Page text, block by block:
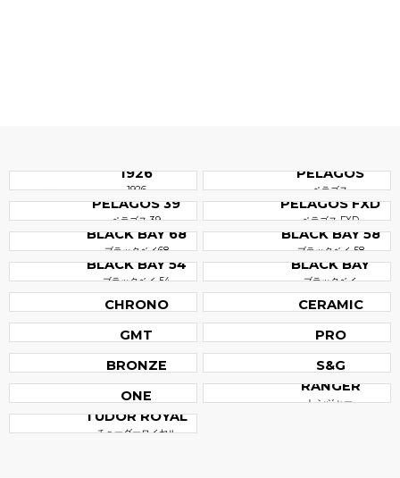
1926
1926
PELAGOS
ペラゴス
PELAGOS 39
ペラゴス 39
PELAGOS FXD
ペラゴス FXD
BLACK BAY 68
ブラックベイ68
BLACK BAY 58
ブラックベイ 58
BLACK BAY 54
ブラックベイ 54
BLACK BAY
ブラックベイ
BLACK BAY
CHRONO
ブラックベイ クロノ
BLACK BAY
CERAMIC
ブラックベイ セラミック
BLACK BAY
GMT
ブラックベイ GMT
BLACK BAY
PRO
ブラックベイ プロ
BLACK BAY
BRONZE
ブラックベイ ブロンズ
BLACK BAY
S&G
ブラックベイ S&G
BLACK BAY
ONE
ブラック ベイ ワン
RANGER
レンジャー
TUDOR ROYAL
チューダーロイヤル